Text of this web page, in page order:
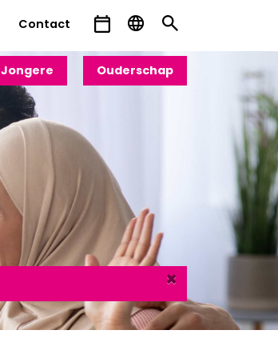
Contact
Jongere Ouderschap
×